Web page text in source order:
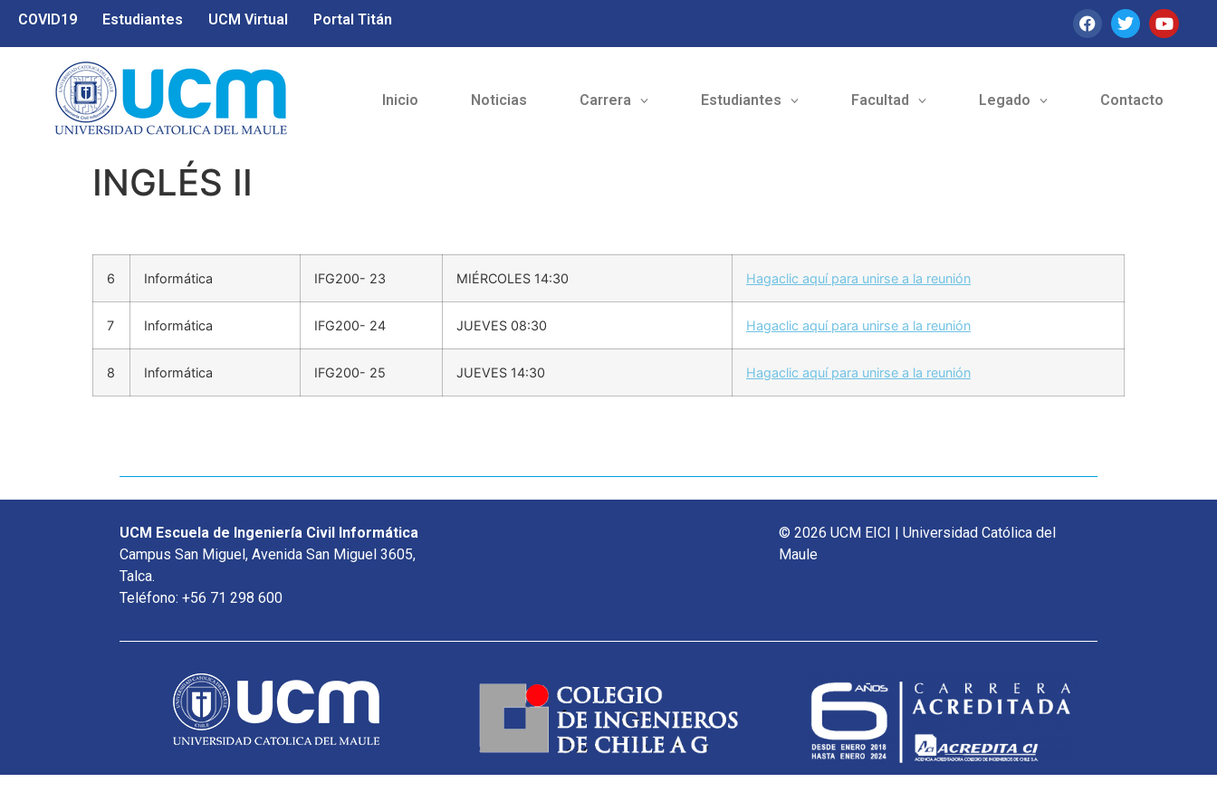
COVID19 Estudiantes UCM Virtual Portal Titán
Inicio Noticias Carrera Estudiantes Facultad Legado Contacto
INGLÉS II
6 Informática IFG200- 23 MIÉRCOLES 14:30 Hagaclic aquí para unirse a la reunión
7 Informática IFG200- 24 JUEVES 08:30 Hagaclic aquí para unirse a la reunión
8 Informática IFG200- 25 JUEVES 14:30 Hagaclic aquí para unirse a la reunión
UCM Escuela de Ingeniería Civil Informática
Campus San Miguel, Avenida San Miguel 3605,
Talca.
Teléfono: +56 71 298 600
© 2026 UCM EICI | Universidad Católica del
Maule